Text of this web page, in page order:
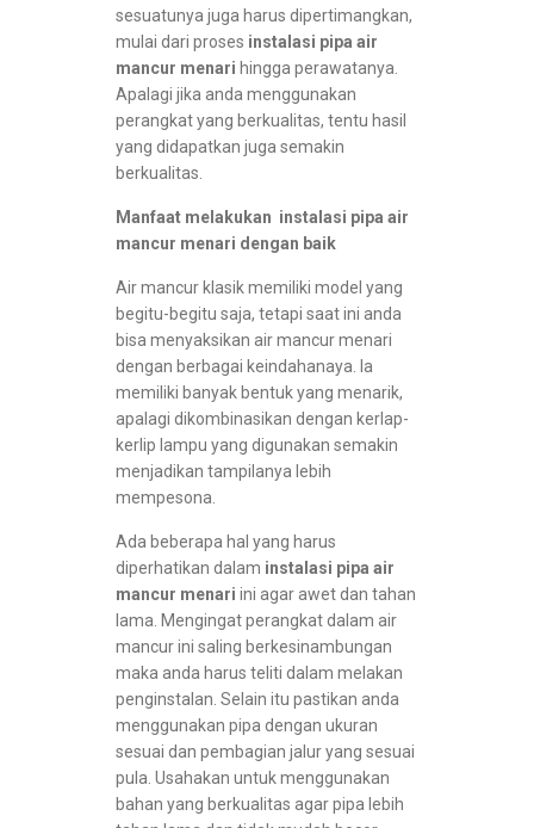
sesuatunya juga harus dipertimangkan,
mulai dari proses instalasi pipa air
mancur menari hingga perawatanya.
Apalagi jika anda menggunakan
perangkat yang berkualitas, tentu hasil
yang didapatkan juga semakin
berkualitas.
Manfaat melakukan instalasi pipa air
mancur menari dengan baik
Air mancur klasik memiliki model yang
begitu-begitu saja, tetapi saat ini anda
bisa menyaksikan air mancur menari
dengan berbagai keindahanaya. Ia
memiliki banyak bentuk yang menarik,
apalagi dikombinasikan dengan kerlap-
kerlip lampu yang digunakan semakin
menjadikan tampilanya lebih
mempesona.
Ada beberapa hal yang harus
diperhatikan dalam instalasi pipa air
mancur menari ini agar awet dan tahan
lama. Mengingat perangkat dalam air
mancur ini saling berkesinambungan
maka anda harus teliti dalam melakan
penginstalan. Selain itu pastikan anda
menggunakan pipa dengan ukuran
sesuai dan pembagian jalur yang sesuai
pula. Usahakan untuk menggunakan
bahan yang berkualitas agar pipa lebih